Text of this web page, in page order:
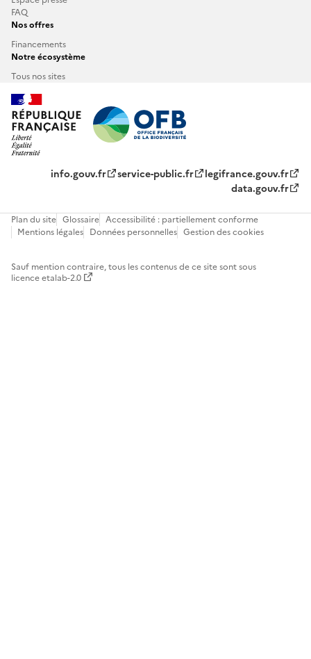
FAQ
Nos offres
Financements
Notre écosystème
Tous nos sites
info.gouv.fr service-public.fr
legifrance.gouv.fr
data.gouv.fr
Plan du site Glossaire Accessibilité : partiellement conforme
Mentions légales Données personnelles Gestion des cookies
Sauf mention contraire, tous les contenus de ce site sont sous
licence etalab-2.0